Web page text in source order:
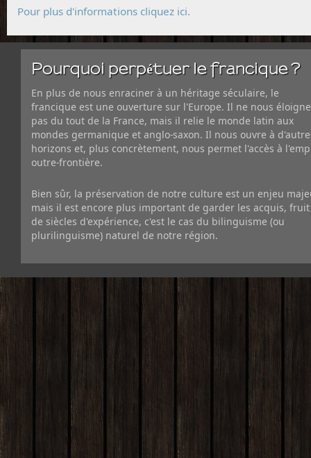
Pour plus d'informations cliquez ici.
Pourquoi perpétuer le francique ?
En plus de nous enraciner à un héritage séculaire, le
francique est une ouverture sur l'Europe. Il ne nous éloigne
pas du tout de la France, mais il relie le monde latin aux
mondes germanique et anglo-saxon. Il nous ouvre à
horizons et, plus concrètement, nous permet l'accès à
outre-frontière.
Bien sûr, la préservation de notre culture est un enjeu
mais il est encore plus important de garder les acquis, fruit
de siècles d'expérience, c'est le cas du bilinguisme (ou
plurilinguisme) naturel de notre région.